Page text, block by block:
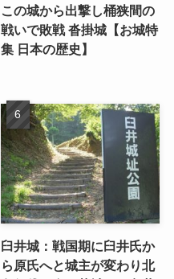
この城から出撃し桶狭間の
戦いで敗戦 沓掛城【お城特
集 日本の歴史】
臼井城：戦国期に臼井氏か
ら原氏へと城主が変わり北